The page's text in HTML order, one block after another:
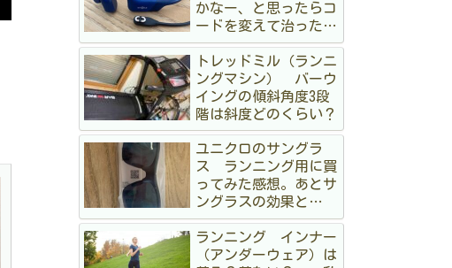
かなー、と思ったらコ
ードを変えて治ったハ
ナシ
トレッドミル（ランニ
ングマシン） バーウ
イングの傾斜角度3段
階は斜度どのくらい？
ユニクロのサングラ
ス ランニング用に買
ってみた感想。あとサ
ングラスの効果と
か 〜オークリーも持
ってるけど〜
ランニング インナー
（アンダーウェア）は